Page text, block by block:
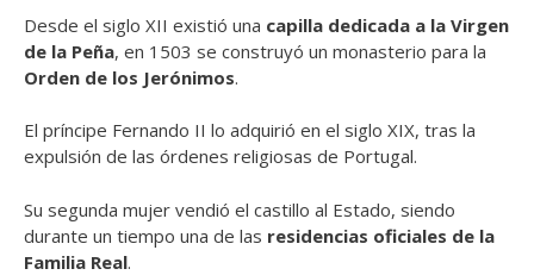
Desde el siglo XII existió una capilla dedicada a la Virgen
de la Peña, en 1503 se construyó un monasterio para la
Orden de los Jerónimos.
El príncipe Fernando II lo adquirió en el siglo XIX, tras la
expulsión de las órdenes religiosas de Portugal.
Su segunda mujer vendió el castillo al Estado, siendo
durante un tiempo una de las residencias oficiales de la
Familia Real.